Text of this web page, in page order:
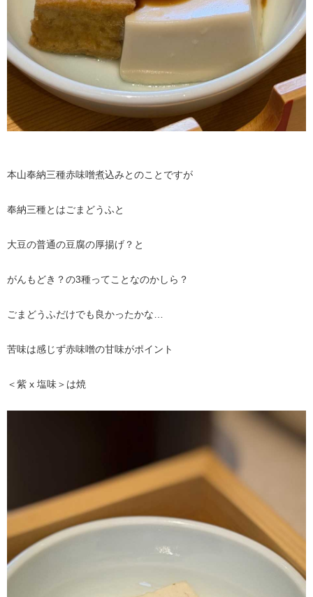
本山奉納三種赤味噌煮込みとのことですが
奉納三種とはごまどうふと
大豆の普通の豆腐の厚揚げ？と
がんもどき？の3種ってことなのかしら？
ごまどうふだけでも良かったかな…
苦味は感じず赤味噌の甘味がポイント
＜紫 x 塩味＞は焼